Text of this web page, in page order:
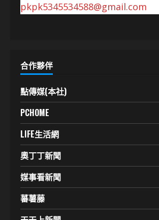
pkpk5345534588@gmail.com
合作夥伴
點傳媒(本社)
PCHOME
LIFE生活網
奧丁丁新聞
媒事看新聞
蕃薯藤